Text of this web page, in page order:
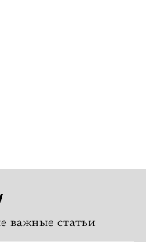
важные статьи